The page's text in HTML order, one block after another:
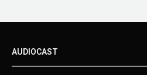
AUDIOCAST